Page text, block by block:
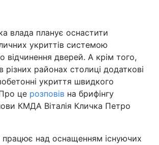
Політика
Світ
Наука
Лайт
влада планує оснастити
укриттів системою
відчинення дверей. А крім того,
різних районах столиці додаткові
укриття швидкого
це розповів на брифінгу
КМДА Віталія Кличка Петро
працює над оснащенням існуючих